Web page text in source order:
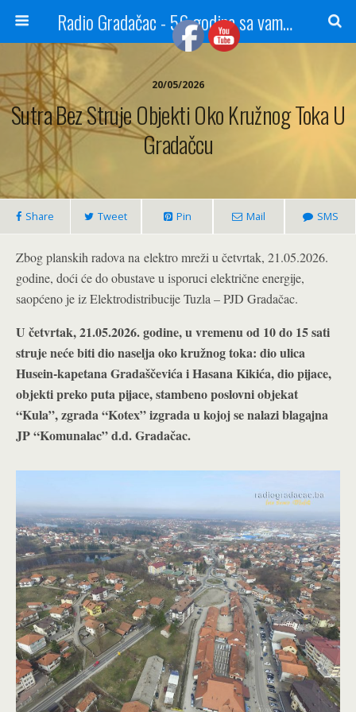
Radio Gradačac - 56 godina sa vama...
20/05/2026
Sutra Bez Struje Objekti Oko Kružnog Toka U
Gradačcu
Share Tweet Pin Mail SMS
Zbog planskih radova na elektro mreži u četvrtak, 21.05.2026.
godine, doći će do obustave u isporuci električne energije,
saopćeno je iz Elektrodistribucije Tuzla – PJD Gradačac.
U četvrtak, 21.05.2026. godine, u vremenu od 10 do 15 sati
struje neće biti dio naselja oko kružnog toka: dio ulica
Husein-kapetana Gradaščevića i Hasana Kikića, dio pijace,
objekti preko puta pijace, stambeno poslovni objekat
“Kula”, zgrada “Kotex” izgrada u kojoj se nalazi blagajna
JP “Komunalac” d.d. Gradačac.